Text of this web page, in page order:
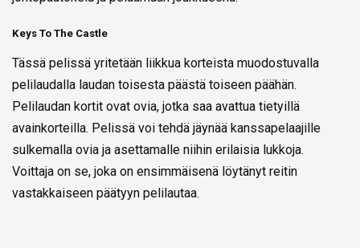
Keys To The Castle
Tässä pelissä yritetään liikkua korteista muodostuvalla
pelilaudalla laudan toisesta päästä toiseen päähän.
Pelilaudan kortit ovat ovia, jotka saa avattua tietyillä
avainkorteilla. Pelissä voi tehdä jäynää kanssapelaajille
sulkemalla ovia ja asettamalle niihin erilaisia lukkoja.
Voittaja on se, joka on ensimmäisenä löytänyt reitin
vastakkaiseen päätyyn pelilautaa.